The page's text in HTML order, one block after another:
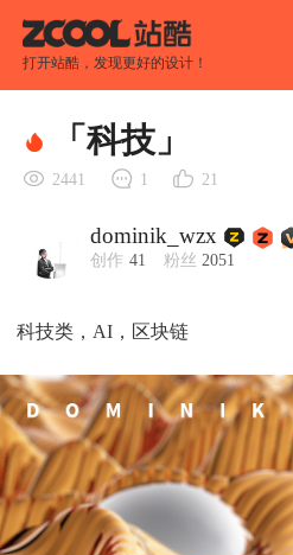
打开站酷，发现更好的设计！
「科技」
2441 1 21
dominik_wzx
创作 41 粉丝 2051
科技类，AI，区块链